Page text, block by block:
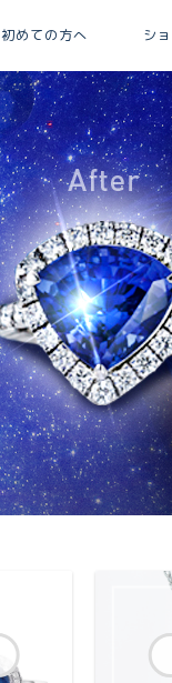
初めての方へ シ